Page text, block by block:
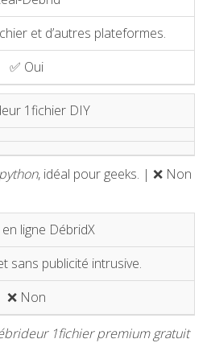
et d’autres plateformes.
✅ Oui
1fichier DIY
python, idéal pour geeks. | ❌ Non
ligne DébridX
sans publicité intrusive.
❌ Non
1fichier premium gratuit